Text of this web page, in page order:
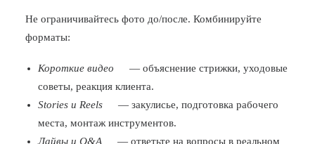
Не ограничивайтесь фото до/после. Комбинируйте
форматы:
Короткие видео
— объяснение стрижки, уходовые
советы, реакция клиента.
Stories и Reels
— закулисье, подготовка рабочего
места, монтаж инструментов.
Лайвы и Q&A
— ответьте на вопросы в реальном